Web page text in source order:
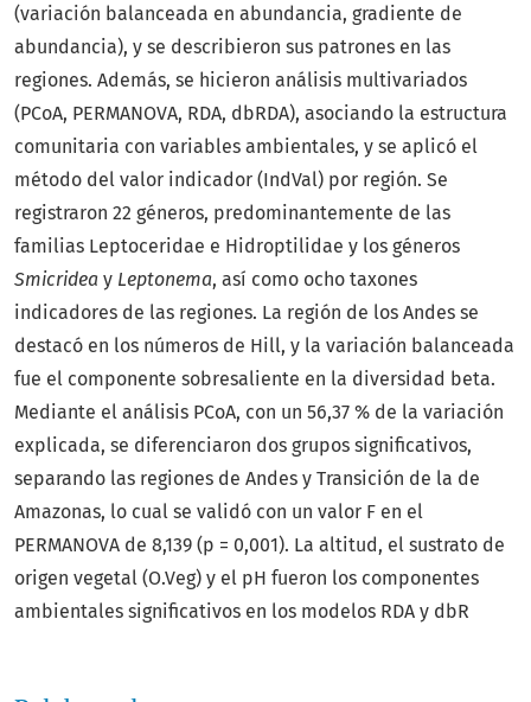
(variación balanceada en abundancia, gradiente de
abundancia), y se describieron sus patrones en las
regiones. Además, se hicieron análisis multivariados
(PCoA, PERMANOVA, RDA, dbRDA), asociando la estructura
comunitaria con variables ambientales, y se aplicó el
método del valor indicador (IndVal) por región. Se
registraron 22 géneros, predominantemente de las
familias Leptoceridae e Hidroptilidae y los géneros
Smicridea y Leptonema, así como ocho taxones
indicadores de las regiones. La región de los Andes se
destacó en los números de Hill, y la variación balanceada
fue el componente sobresaliente en la diversidad beta.
Mediante el análisis PCoA, con un 56,37 % de la variación
explicada, se diferenciaron dos grupos significativos,
separando las regiones de Andes y Transición de la de
Amazonas, lo cual se validó con un valor F en el
PERMANOVA de 8,139 (p = 0,001). La altitud, el sustrato de
origen vegetal (O.Veg) y el pH fueron los componentes
ambientales significativos en los modelos RDA y dbR